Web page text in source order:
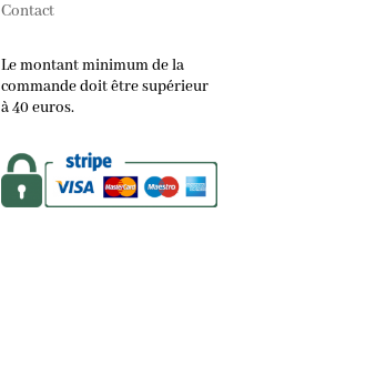
Contact
Le montant minimum de la
commande doit être supérieur
à 40 euros.